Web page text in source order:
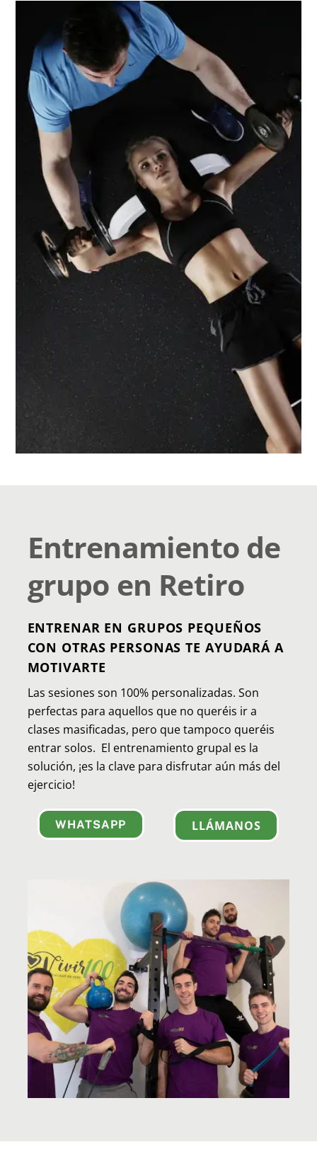
Entrenamiento de
grupo en Retiro
ENTRENAR EN GRUPOS PEQUEÑOS
CON OTRAS PERSONAS TE AYUDARÁ A
MOTIVARTE
Las sesiones son 100% personalizadas. Son
perfectas para aquellos que no queréis ir a
clases masificadas, pero que tampoco queréis
entrar solos. El entrenamiento grupal es la
solución, ¡es la clave para disfrutar aún más del
ejercicio!
WHATSAPP LLÁMANOS